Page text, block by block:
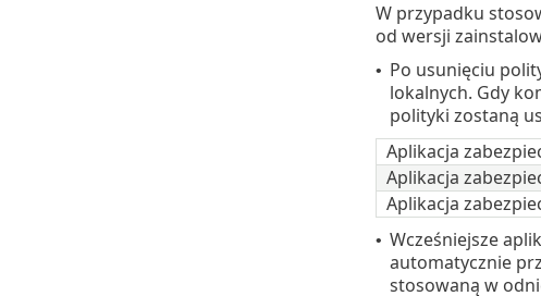
W przypadku
od wersji
• Po usunięciu
lokalnych. Gdy
polityki zostaną
Aplikacja
Aplikacja
Aplikacja
• Wcześniejsze
automatycznie
stosowaną w